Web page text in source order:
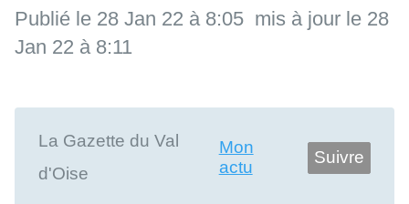
Publié le 28 Jan 22 à 8:05 mis à jour le 28
Jan 22 à 8:11
La Gazette du Val
d'Oise
Mon
actu
Suivre